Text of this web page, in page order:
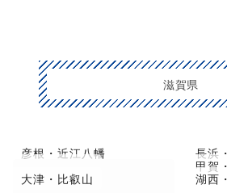
滋賀県
彦根・近江八幡
長浜
甲賀
大津・比叡山
湖西